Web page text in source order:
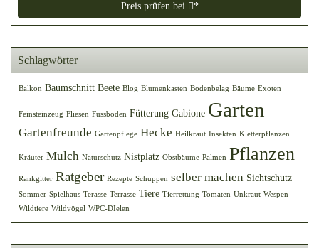
Preis prüfen bei *
Schlagwörter
Balkon Baumschnitt Beete Blog Blumenkasten Bodenbelag Bäume Exoten
Feinsteinzeug Fliesen Fussboden Fütterung Gabione Garten
Gartenfreunde Gartenpflege Hecke Heilkraut Insekten Kletterpflanzen
Kräuter Mulch Naturschutz Nistplatz Obstbäume Palmen Pflanzen
Rankgitter Ratgeber Rezepte Schuppen selber machen Sichtschutz
Sommer Spielhaus Terasse Terrasse Tiere Tierrettung Tomaten Unkraut Wespen
Wildtiere Wildvögel WPC-DIelen